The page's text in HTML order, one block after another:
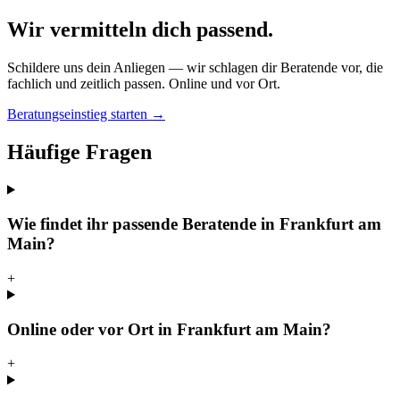
Wir vermitteln dich passend.
Schildere uns dein Anliegen — wir schlagen dir Beratende vor, die
fachlich und zeitlich passen. Online und vor Ort.
Beratungseinstieg starten →
Häufige Fragen
Wie findet ihr passende Beratende in Frankfurt am
Main?
+
Online oder vor Ort in Frankfurt am Main?
+